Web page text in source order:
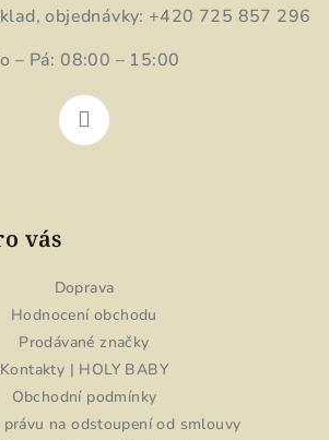
objednávky: +420 725 857 296
– Pá: 08:00 – 15:00
vás
Doprava
Hodnocení obchodu
Prodávané značky
Kontakty | HOLY BABY
Obchodní podmínky
právu na odstoupení od smlouvy